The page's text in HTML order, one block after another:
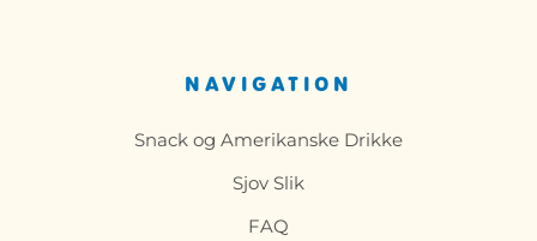
NAVIGATION
Snack og Amerikanske Drikke
Sjov Slik
FAQ